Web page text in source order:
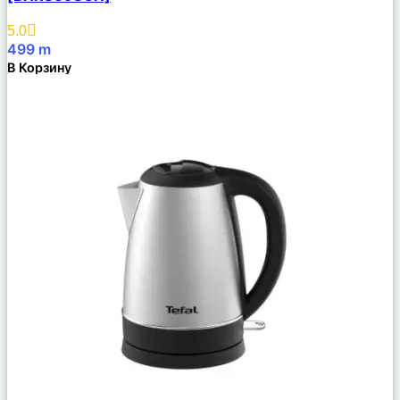
5.0
499 m
В Корзину